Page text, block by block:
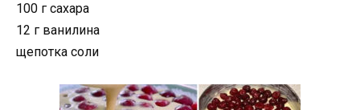
100 г сахара
12 г ванилина
щепотка соли